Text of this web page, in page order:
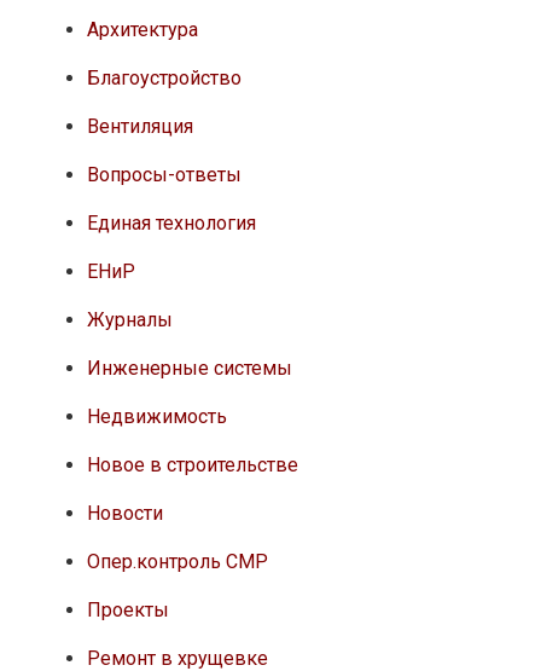
Архитектура
Благоустройство
Вентиляция
Вопросы-ответы
Единая технология
ЕНиР
Журналы
Инженерные системы
Недвижимость
Новое в строительстве
Новости
Опер.контроль СМР
Проекты
Ремонт в хрущевке